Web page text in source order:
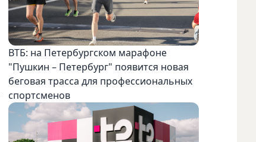
ВТБ: на Петербургском марафоне
"Пушкин – Петербург" появится новая
беговая трасса для профессиональных
спортсменов